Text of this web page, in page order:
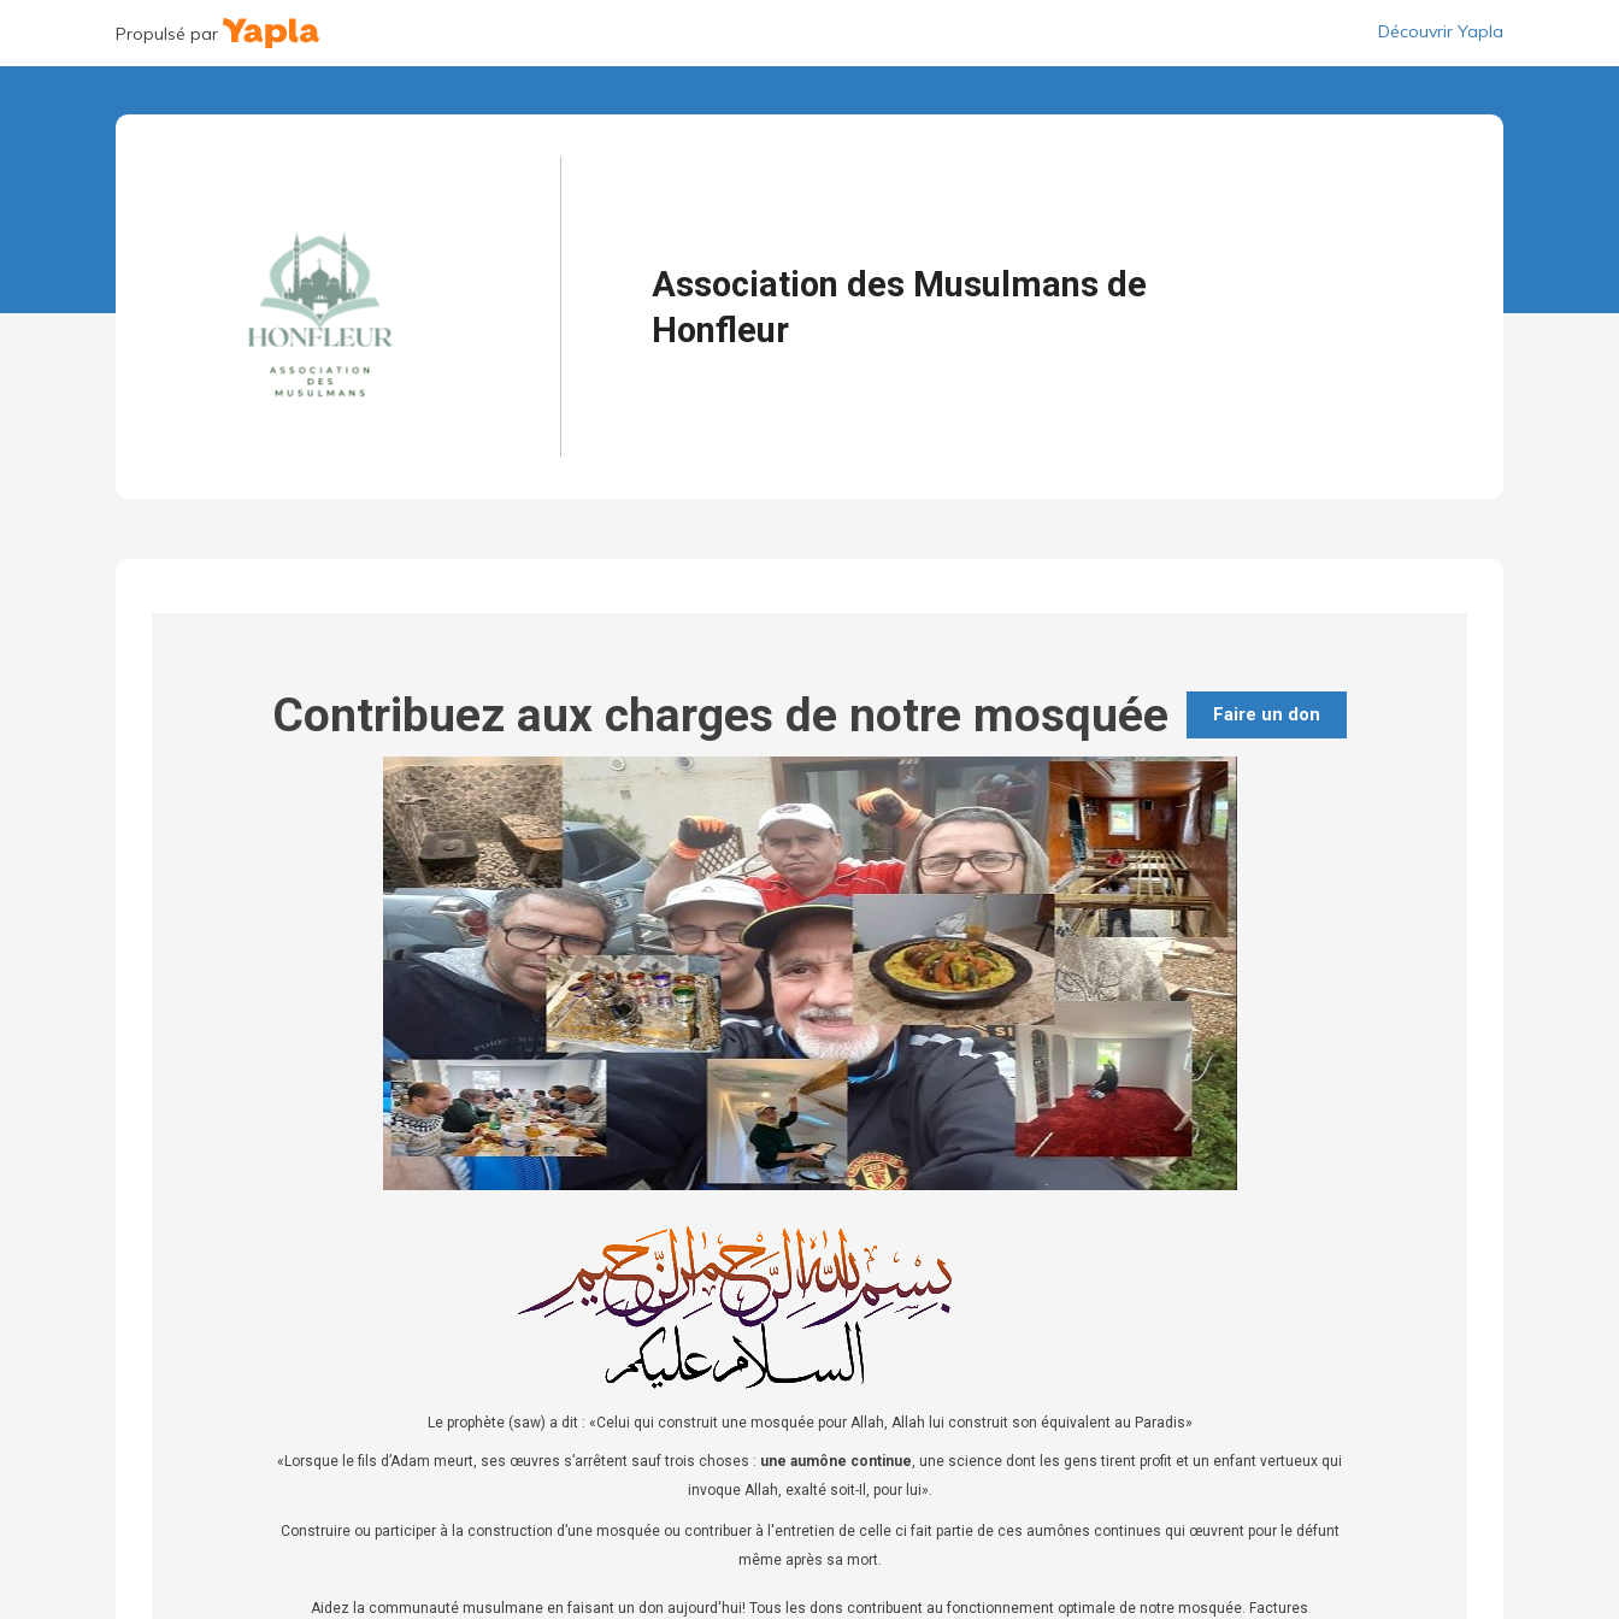
Propulsé par Découvrir Yapla
Association des Musulmans de
Honfleur
Contribuez aux charges de notre mosquée Faire un don
Le prophète (saw) a dit : «Celui qui construit une mosquée pour Allah, Allah lui construit son équivalent au Paradis»
«Lorsque le fils d’Adam meurt, ses œuvres s’arrêtent sauf trois choses : une aumône continue, une science dont les gens tirent profit et un enfant vertueux qui
invoque Allah, exalté soit-Il, pour lui».
Construire ou participer à la construction d’une mosquée ou contribuer à l'entretien de celle ci fait partie de ces aumônes continues qui œuvrent pour le défunt
même après sa mort.
Aidez la communauté musulmane en faisant un don aujourd'hui! Tous les dons contribuent au fonctionnement optimale de notre mosquée. Factures